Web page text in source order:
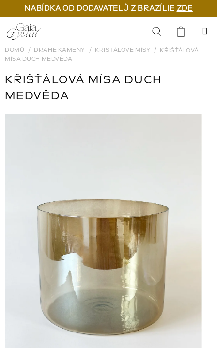
NABÍDKA OD DODAVATELŮ Z BRAZÍLIE ZDE
Přejít
na
obsah
Hledat
DOMŮ DRAHÉ KAMENY KŘIŠŤÁLOVÉ MÍSY
KŘIŠŤÁLOVÁ
MÍSA DUCH MEDVĚDA
KŘIŠŤÁLOVÁ MÍSA DUCH
MEDVĚDA